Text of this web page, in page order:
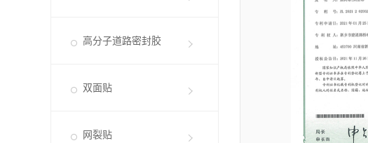
高分子道路密封胶
双面贴
网裂贴